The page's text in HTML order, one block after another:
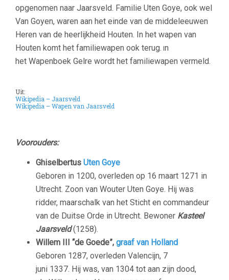
opgenomen naar Jaarsveld. Familie Uten Goye, ook wel
Van Goyen, waren aan het einde van de middeleeuwen
Heren van de heerlijkheid Houten. In het wapen van
Houten komt het familiewapen ook terug. In
het Wapenboek Gelre wordt het familiewapen vermeld.
Uit:
Wikipedia – Jaarsveld
Wikipedia – Wapen van Jaarsveld
Voorouders:
Ghiselbertus Uten Goye
Geboren in 1200, overleden op 16 maart 1271 in
Utrecht. Zoon van Wouter Uten Goye. Hij was
ridder, maarschalk van het Sticht en commandeur
van de Duitse Orde in Utrecht. Bewoner Kasteel
Jaarsveld(1258).
Willem III “de Goede”, graaf van Holland
Geboren 1287, overleden Valencijn, 7
juni 1337. Hij was, van 1304 tot aan zijn dood,